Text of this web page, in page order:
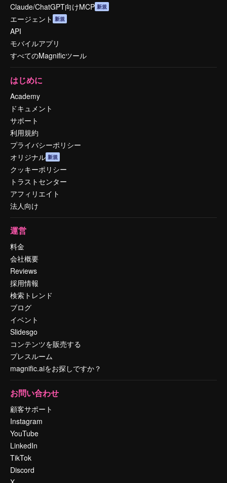
Claude/ChatGPT向けMCP 新規
エージェント 新規
API
モバイルアプリ
すべてのMagnificツール
はじめに
Academy
ドキュメント
サポート
利用規約
プライバシーポリシー
オリジナル 新規
クッキーポリシー
トラストセンター
アフィリエイト
法人向け
運営
料金
会社概要
Reviews
採用情報
検索トレンド
ブログ
イベント
Slidesgo
コンテンツを販売する
プレスルーム
magnific.aiをお探しですか？
お問い合わせ
顧客サポート
Instagram
YouTube
LinkedIn
TikTok
Discord